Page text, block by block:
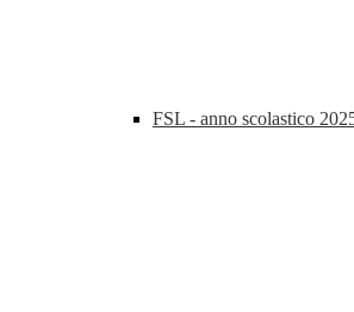
FSL - anno scolastico